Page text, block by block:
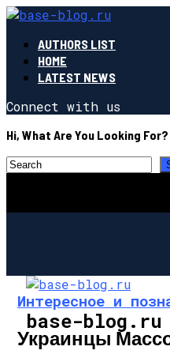
AUTHORS LIST
HOME
LATEST NEWS
Connect with us
Hi, What Are You Looking For?
base-blog.ru
Интересное и
Украинцы